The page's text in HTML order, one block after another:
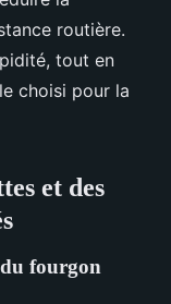
routière.
tout en
choisi pour la
et des
fourgon